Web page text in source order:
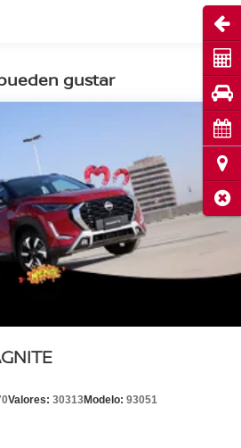
gustar
Valores: 30313Modelo: 93051